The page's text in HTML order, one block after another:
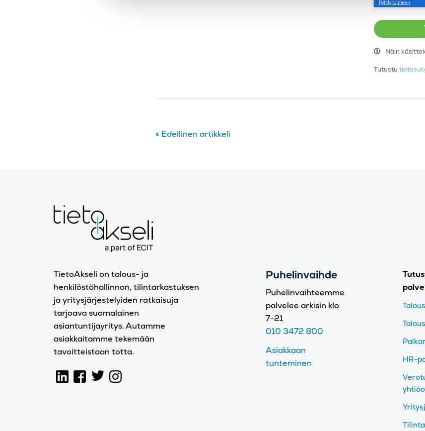
Näin
Tutustu
« Edellinen artikkeli
TietoAkseli on talous- ja
henkilöstöhallinnon, tilintarkastuksen
ja yritysjärjestelyiden ratkaisuja
tarjoava suomalainen
asiantuntijayritys. Autamme
asiakkaitamme tekemään
tavoitteistaan totta.
Puhelinvaihde
Puhelinvaihteemme
palvelee arkisin klo
7-21
010 3472 800
Asiakkaan
tunteminen
HR-